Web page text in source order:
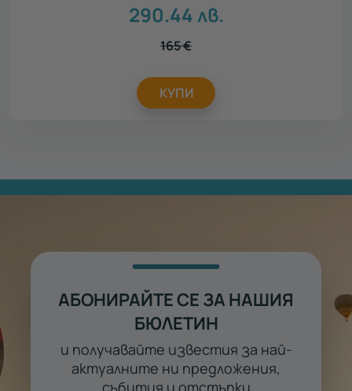
290.44лв.
165€
КУПИ
АБОНИРАЙТЕ СЕ ЗА НАШИЯ
БЮЛЕТИН
и получавайте известия за най-
актуалните ни предложения,
събития и отстъпки